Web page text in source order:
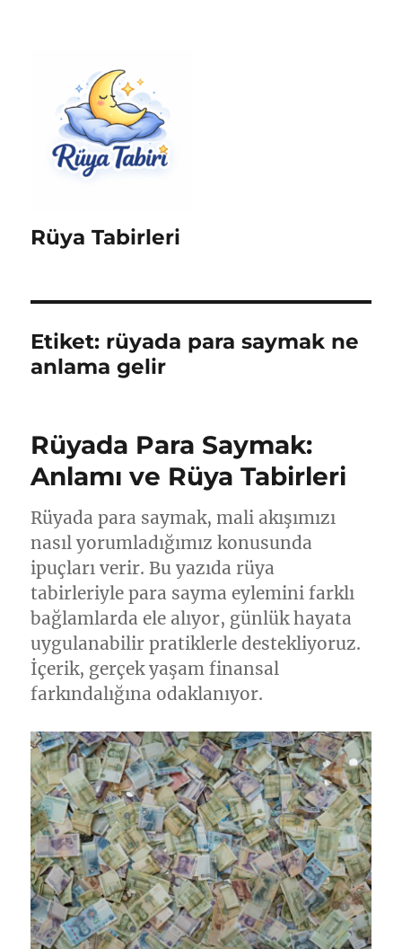
Rüya Tabirleri
Etiket: rüyada para saymak ne
anlama gelir
Rüyada Para Saymak:
Anlamı ve Rüya Tabirleri
Rüyada para saymak, mali akışımızı
nasıl yorumladığımız konusunda
ipuçları verir. Bu yazıda rüya
tabirleriyle para sayma eylemini farklı
bağlamlarda ele alıyor, günlük hayata
uygulanabilir pratiklerle destekliyoruz.
İçerik, gerçek yaşam finansal
farkındalığına odaklanıyor.